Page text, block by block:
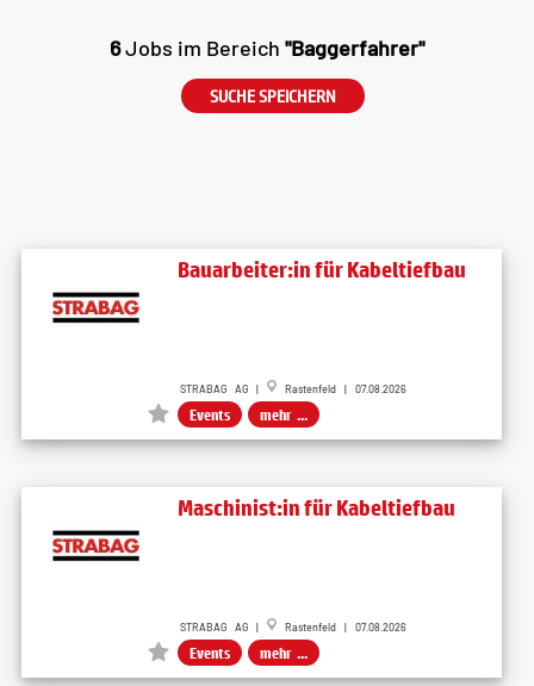
6Jobs im Bereich "Baggerfahrer"
SUCHE SPEICHERN
Bauarbeiter:in für Kabeltiefbau
STRABAG AG | Rastenfeld | 07.08.2026
Events mehr ...
Maschinist:in für Kabeltiefbau
STRABAG AG | Rastenfeld | 07.08.2026
Events mehr ...